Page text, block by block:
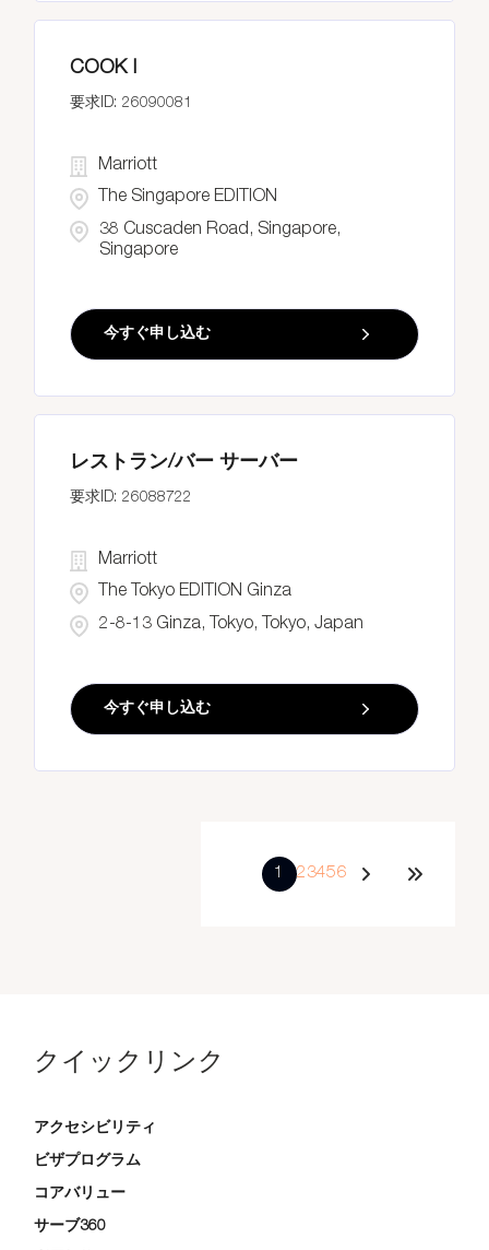
COOK I
26090081
38 Cuscaden Road, Singapore,
Singapore
Marriott
The Singapore EDITION
今すぐ申し込む
レストラン/バー サーバー
26088722
2-8-13 Ginza, Tokyo, Tokyo, Japan
Marriott
The Tokyo EDITION Ginza
今すぐ申し込む
1 23456
クイックリンク
アクセシビリティ
ビザプログラム
コアバリュー
サーブ360